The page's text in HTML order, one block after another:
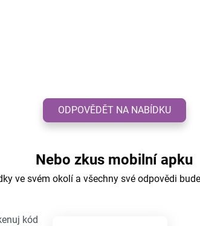
ODPOVĚDĚT NA NABÍDKU
Nebo zkus mobilní apku
ve svém okolí a všechny své odpovědi
kód